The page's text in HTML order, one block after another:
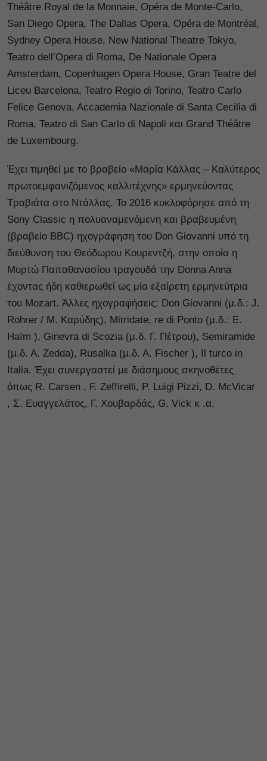
Théâtre Royal de la Monnaie, Opéra de Monte-Carlo,
San Diego Opera, The Dallas Opera, Opéra de Montréal,
Sydney Opera House, New National Theatre Tokyo,
Teatro dell’Opera di Roma, De Nationale Opera
Amsterdam, Copenhagen Opera House, Gran Teatre del
Liceu Barcelona, Teatro Regio di Torino, Teatro Carlo
Felice Genova, Accademia Nazionale di Santa Cecilia di
Roma, Teatro di San Carlo di Napoli και Grand Théâtre
de Luxembourg.
Έχει τιμηθεί με το βραβείο «Μαρία Κάλλας – Καλύτερος
πρωτοεμφανιζόμενος καλλιτέχνης» ερμηνεύοντας
Τραβιάτα στο Ντάλλας. Το 2016 κυκλοφόρησε από τη
Sony Classic η πολυαναμενόμενη και βραβευμένη
(βραβείο BBC) ηχογράφηση του Don Giovanni υπό τη
διεύθυνση του Θεόδωρου Κουρεντζή, στην οποία η
Μυρτώ Παπαθανασίου τραγουδά την Donna Anna
έχοντας ήδη καθιερωθεί ως μία εξαίρετη ερμηνεύτρια
του Mozart. Άλλες ηχογραφήσεις: Don Giovanni (μ.δ.: J.
Rohrer / Μ. Καρύδης), Mitridate, re di Ponto (μ.δ.: Ε.
Haïm ), Ginevra di Scozia (μ.δ. Γ. Πέτρου), Semiramide
(μ.δ. Α. Zedda), Rusalka (μ.δ. Α. Fischer ), Il turco in
Italia. Έχει συνεργαστεί με διάσημους σκηνοθέτες
όπως R. Carsen , F. Zeffirelli, P. Luigi Pizzi, D. McVicar
, Σ. Ευαγγελάτος, Γ. Χουβαρδάς, G. Vick κ .α.